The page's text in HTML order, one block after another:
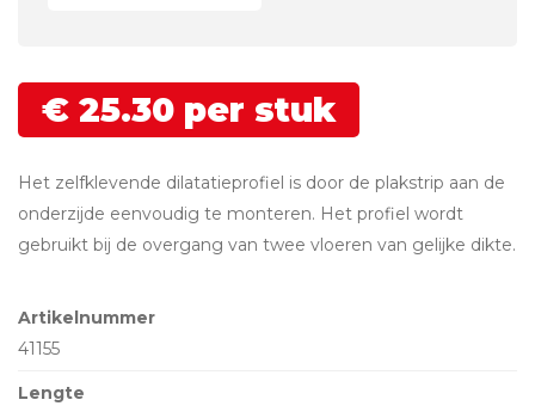
€ 25.30 per stuk
Het zelfklevende dilatatieprofiel is door de plakstrip aan de
onderzijde eenvoudig te monteren. Het profiel wordt
gebruikt bij de overgang van twee vloeren van gelijke dikte.
Artikelnummer
41155
Lengte